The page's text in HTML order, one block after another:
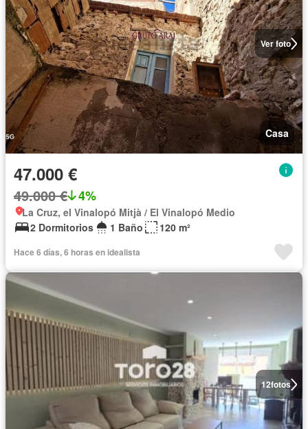
Ver foto
Casa
47.000 €
49.000 € 4%
La Cruz, el Vinalopó Mitjà / El Vinalopó Medio
2 Dormitorios
1 Baño 120 m²
Hace 6 días, 6 horas en idealista
12fotos